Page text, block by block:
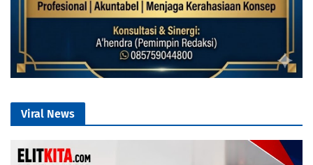
Viral News